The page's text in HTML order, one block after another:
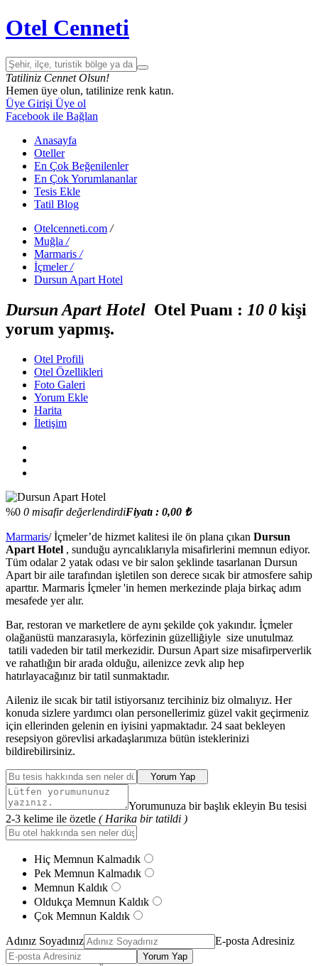
Otel Cenneti
Tatiliniz Cennet Olsun!
Hemen üye olun, tatilinize renk katın.
Üye Girişi Üye ol
Facebook ile Bağlan
Anasayfa
Oteller
En Çok Beğenilenler
En Çok Yorumlananlar
Tesis Ekle
Tatil Blog
Otelcenneti.com /
Muğla /
Marmaris /
İçmeler /
Dursun Apart Hotel
Dursun Apart Hotel Otel Puanı : 10 0 kişi
yorum yapmış.
Otel Profili
Otel Özellikleri
Foto Galeri
Yorum Ekle
Harita
İletişim
%0 0 misafir değerlendirdiFiyatı : 0,00 ₺
Marmaris/ İçmeler’de hizmet kalitesi ile ön plana çıkan Dursun
Apart Hotel , sunduğu ayrıcalıklarıyla misafirlerini memnun ediyor.
Tüm odalar 2 yatak odası ve bir salon şeklinde tasarlanan Dursun
Apart bir aile tarafından işletilen son derece sıcak bir atmosfere sahip
aparttır. Marmaris İçmeler 'in hemen merkezinde plaja birkaç adım
mesafede yer alır.
Bar, restoran ve marketlere de aynı şekilde çok yakındır. İçmeler
olağanüstü manzarasıyla, körfezinin güzelliğiyle size unutulmaz
tatili vadeden bir tatil merkezidir. Dursun Apart size misafirperverlik
ve rahatlığın bir arada olduğu, ailenizce zevk alıp hep
hatırlayacağınız bir tatil sunmaktadır.
Aileniz ile sıcak bir tatil istiyorsanız tercihiniz biz olmalıyız. Her
konuda sizlere yardımcı olan personellerimiz güzel vakit geçirmeniz
için ellerinden gelenin en iyisini yapmaktadır. 24 saat bekleyen
resepsiyon görevlisi arkadaşlarımıza bütün isteklerinizi
bildirebilirsiniz.
Yorum Yap
Yorumunuza bir başlık ekleyin Bu tesisi
2-3 kelime ile özetle ( Harika bir tatildi )
Hiç Memnun Kalmadık
Pek Memnun Kalmadık
Memnun Kaldık
Oldukça Memnun Kaldık
Çok Memnun Kaldık
Adınız Soyadınız E-posta Adresiniz
Yorum Yap